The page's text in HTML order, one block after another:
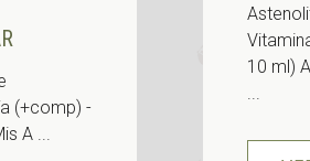
(+comp) -
A ...
10 ml)